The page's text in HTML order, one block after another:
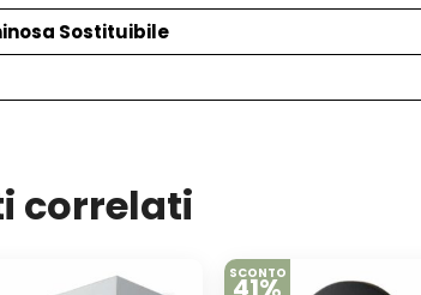
Sostituibile
correlati
SCONTO